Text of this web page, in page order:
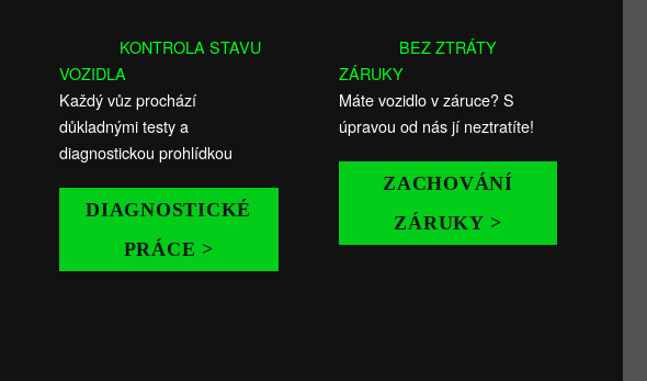
KONTROLA STAVU
VOZIDLA
Každý vůz prochází
důkladnými testy a
diagnostickou prohlídkou
DIAGNOSTICKÉ
PRÁCE >
BEZ ZTRÁTY
ZÁRUKY
Máte vozidlo v záruce? S
úpravou od nás jí neztratíte!
ZACHOVÁNÍ
ZÁRUKY >